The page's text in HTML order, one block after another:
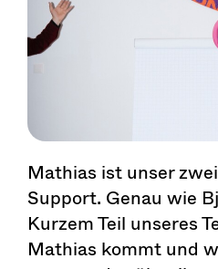
Mathias ist unser
Support. Genau wie
Kurzem Teil unseres
Mathias kommt und